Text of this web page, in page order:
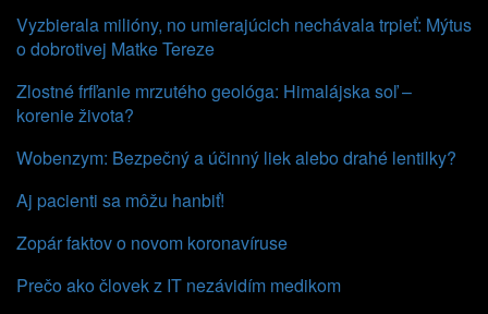
Vyzbierala milióny, no umierajúcich nechávala trpieť: Mýtus
o dobrotivej Matke Tereze
Zlostné frfľanie mrzutého geológa: Himalájska soľ –
korenie života?
Wobenzym: Bezpečný a účinný liek alebo drahé lentilky?
Aj pacienti sa môžu hanbiť!
Zopár faktov o novom koronavíruse
Prečo ako človek z IT nezávidím medikom